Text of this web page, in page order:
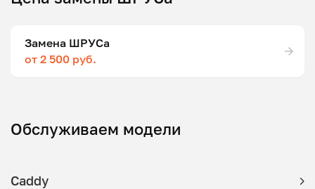
Замена ШРУСа
от 2 500 руб.
Обслуживаем модели
Caddy